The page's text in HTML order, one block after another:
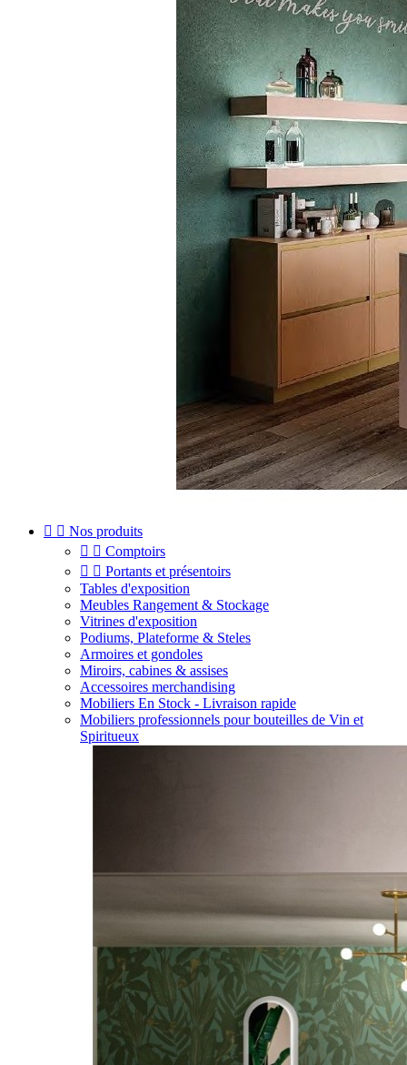
  Nos produits
  Comptoirs
  Portants et présentoirs
Tables d'exposition
Meubles Rangement & Stockage
Vitrines d'exposition
Podiums, Plateforme & Steles
Armoires et gondoles
Miroirs, cabines & assises
Accessoires merchandising
Mobiliers En Stock - Livraison rapide
Mobiliers professionnels pour bouteilles de Vin et
Spiritueux